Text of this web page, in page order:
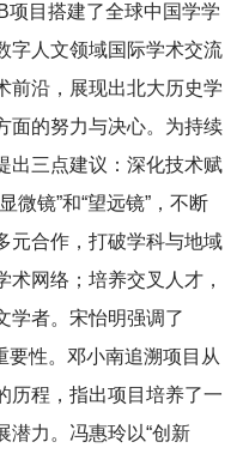
目搭建了全球中国学学
字人文领域国际学术交流
前沿，展现出北大历史学
面的努力与决心。为持续
出三点建议：深化技术赋
微镜”和“望远镜”，不断
元合作，打破学科与地域
网络；培养交叉人才，
者。 宋怡明强调了
性。邓小南追溯项目从
历程，指出项目培养了一
潜力。冯惠玲以“创新